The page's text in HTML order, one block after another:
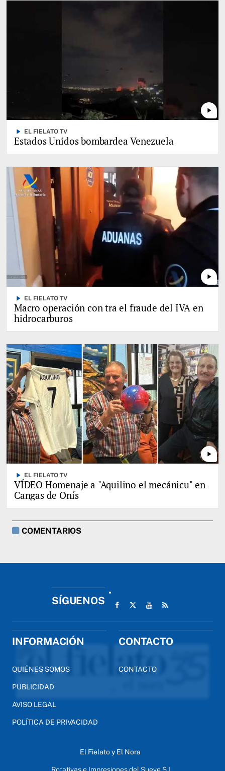
play_arrow
play_arrow EL FIELATO TV
Estados Unidos bombardea Venezuela
play_arrow
play_arrow EL FIELATO TV
Macro operación con tra el fraude del IVA en
hidrocarburos
play_arrow
play_arrow EL FIELATO TV
VÍDEO Homenaje a "Aquilino el mecánicu" en
Cangas de Onís
COMENTARIOS
SÍGUENOS
INFORMACIÓN
QUIÉNES SOMOS
PUBLICIDAD
AVISO LEGAL
POLÍTICA DE PRIVACIDAD
CONTACTO
CONTACTO
El Fielato y El Nora